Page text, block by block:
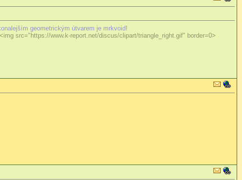
geometrickým útvarem je mrkvoid!
src="https://www.k-report.net/discus/clipart/triangle_right.gif" border=0>